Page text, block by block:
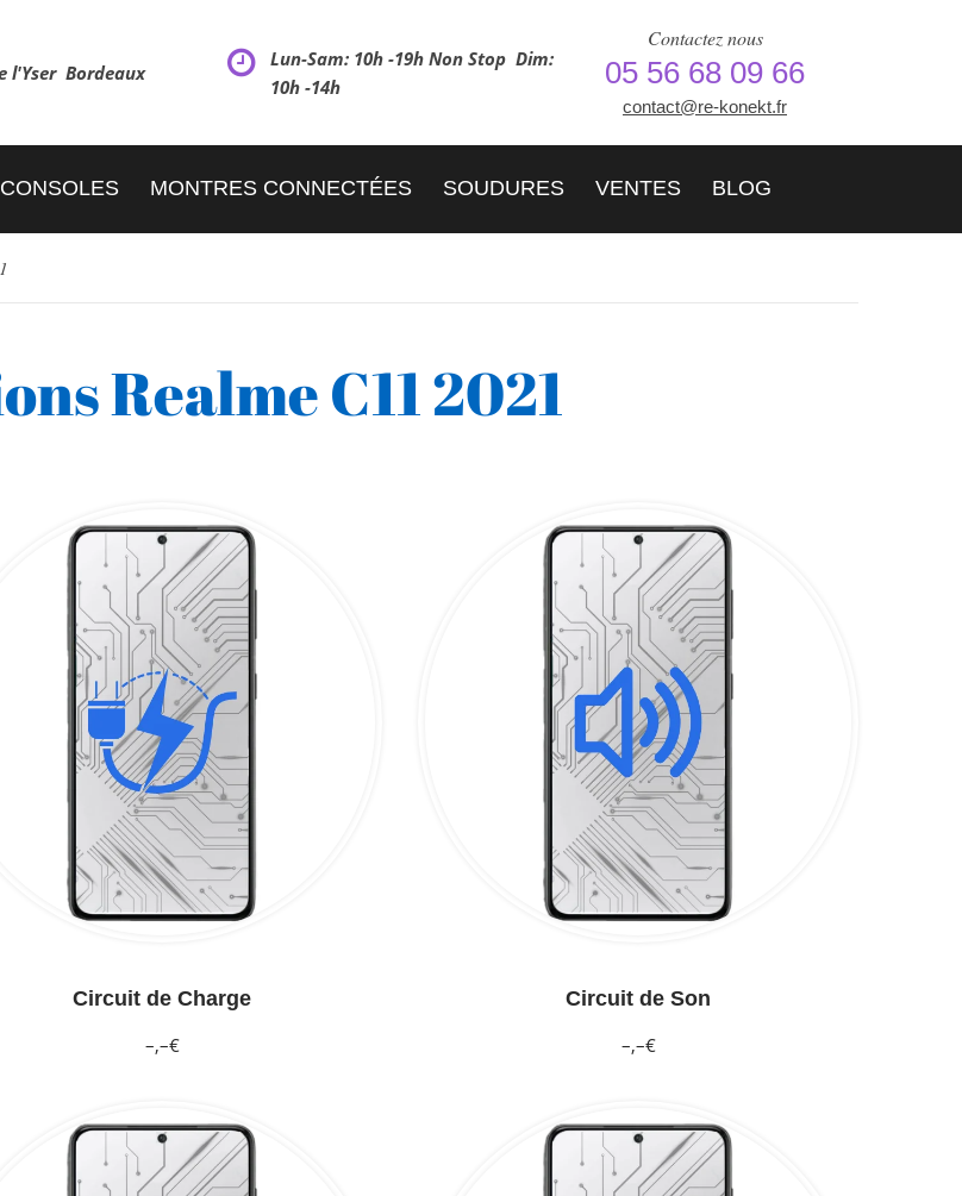
l'Yser Bordeaux
Lun-Sam: 10h -19h Non Stop Dim:
10h -14h
Contactez nous
05 56 68 09 66
contact@re-konekt.fr
CONSOLES MONTRES CONNECTÉES SOUDURES VENTES BLOG
Realme C11 2021
Circuit de Charge
–,–€
Circuit de Son
–,–€